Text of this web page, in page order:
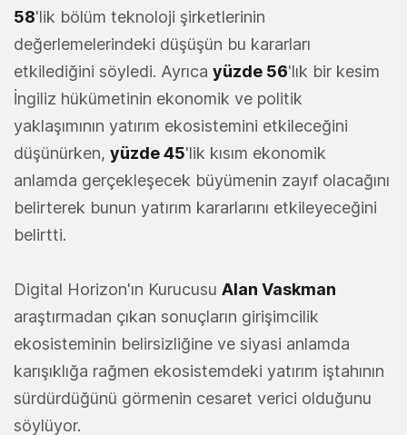
58'lik bölüm teknoloji şirketlerinin
değerlemelerindeki düşüşün bu kararları
etkilediğini söyledi. Ayrıca yüzde 56'lık bir kesim
İngiliz hükümetinin ekonomik ve politik
yaklaşımının yatırım ekosistemini etkileceğini
düşünürken, yüzde 45'lik kısım ekonomik
anlamda gerçekleşecek büyümenin zayıf olacağını
belirterek bunun yatırım kararlarını etkileyeceğini
belirtti.
Digital Horizon'ın Kurucusu Alan Vaskman
araştırmadan çıkan sonuçların girişimcilik
ekosisteminin belirsizliğine ve siyasi anlamda
karışıklığa rağmen ekosistemdeki yatırım iştahının
sürdürdüğünü görmenin cesaret verici olduğunu
söylüyor.